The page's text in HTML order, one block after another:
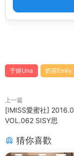
于姬Una 奶茶Emily
上一篇
[IMISS愛蜜社]
VOL.062 SISY思
猜你喜歡